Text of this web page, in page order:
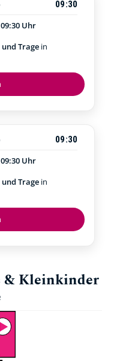
09:30
09:30 Uhr
Trage in
09:30
09:30 Uhr
Trage in
& Kleinkinder